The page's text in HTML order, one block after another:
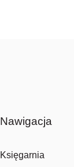
Nawigacja
Księgarnia